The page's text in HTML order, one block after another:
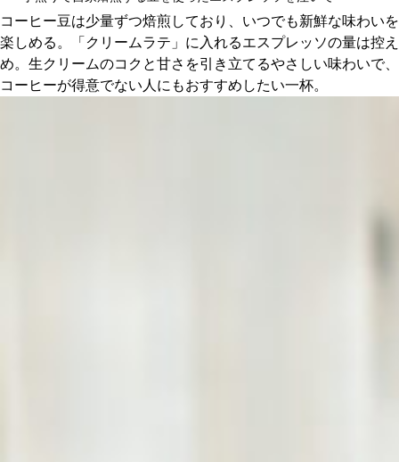
コーヒー豆は少量ずつ焙煎しており、いつでも新鮮な味わいを
楽しめる。「クリームラテ」に入れるエスプレッソの量は控え
め。生クリームのコクと甘さを引き立てるやさしい味わいで、
コーヒーが得意でない人にもおすすめしたい一杯。